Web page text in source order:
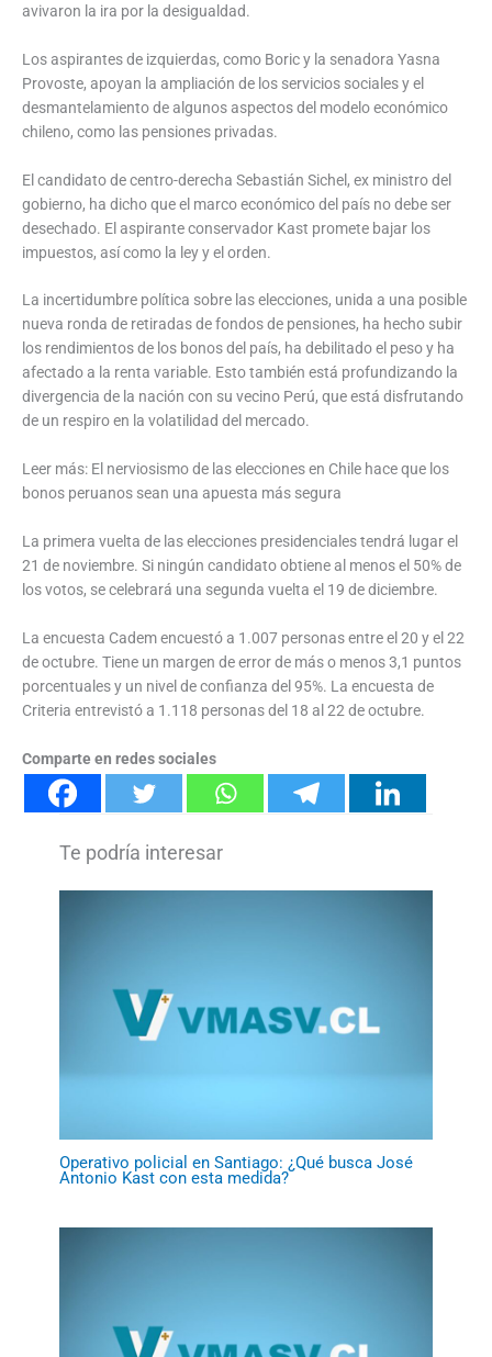
avivaron la ira por la desigualdad.
Los aspirantes de izquierdas, como Boric y la senadora Yasna
Provoste, apoyan la ampliación de los servicios sociales y el
desmantelamiento de algunos aspectos del modelo económico
chileno, como las pensiones privadas.
El candidato de centro-derecha Sebastián Sichel, ex ministro del
gobierno, ha dicho que el marco económico del país no debe ser
desechado. El aspirante conservador Kast promete bajar los
impuestos, así como la ley y el orden.
La incertidumbre política sobre las elecciones, unida a una posible
nueva ronda de retiradas de fondos de pensiones, ha hecho subir
los rendimientos de los bonos del país, ha debilitado el peso y ha
afectado a la renta variable. Esto también está profundizando la
divergencia de la nación con su vecino Perú, que está disfrutando
de un respiro en la volatilidad del mercado.
Leer más: El nerviosismo de las elecciones en Chile hace que los
bonos peruanos sean una apuesta más segura
La primera vuelta de las elecciones presidenciales tendrá lugar el
21 de noviembre. Si ningún candidato obtiene al menos el 50% de
los votos, se celebrará una segunda vuelta el 19 de diciembre.
La encuesta Cadem encuestó a 1.007 personas entre el 20 y el 22
de octubre. Tiene un margen de error de más o menos 3,1 puntos
porcentuales y un nivel de confianza del 95%. La encuesta de
Criteria entrevistó a 1.118 personas del 18 al 22 de octubre.
Comparte en redes sociales
Operativo policial en Santiago: ¿Qué busca José
Antonio Kast con esta medida?